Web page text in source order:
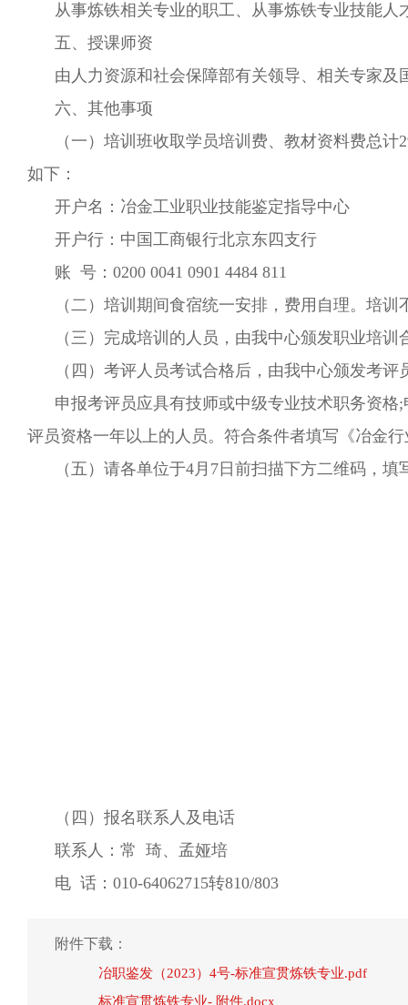
从事炼铁相关专业的职工、从事炼铁专业技能
五、授课师资
由人力资源和社会保障部有关领导、相关专家及
六、其他事项
（一）培训班收取学员培训费、教材资料费总
如下：
开户名：冶金工业职业技能鉴定指导中心
开户行：中国工商银行北京东四支行
账 号：0200 0041 0901 4484 811
（二）培训期间食宿统一安排，费用自理。培
（三）完成培训的人员，由我中心颁发职业培训
（四）考评人员考试合格后，由我中心颁发考
申报考评员应具有技师或中级专业技术职务资
评员资格一年以上的人员。符合条件者填写《冶金
（五）请各单位于4月7日前扫描下方二维码，填
（四）报名联系人及电话
联系人：常 琦、孟娅培
电 话：010-64062715转810/803
附件下载：
冶职鉴发（2023）4号-标准宣贯炼铁专业.pdf
标准宣贯炼铁专业- 附件.docx